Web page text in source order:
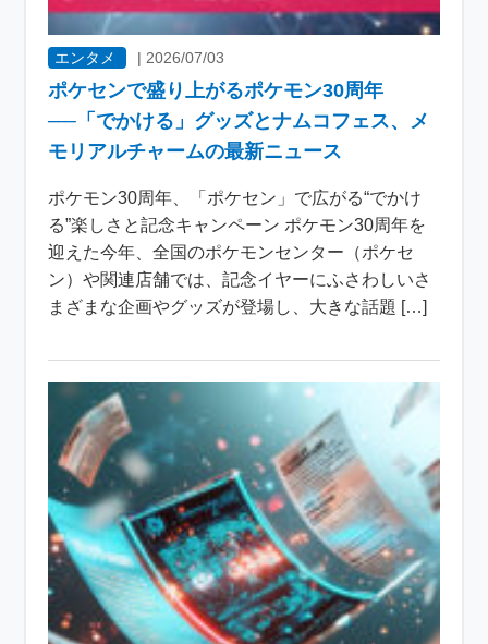
エンタメ | 2026/07/03
ポケセンで盛り上がるポケモン30周年
──「でかける」グッズとナムコフェス、メ
モリアルチャームの最新ニュース
ポケモン30周年、「ポケセン」で広がる“でかけ
る”楽しさと記念キャンペーン ポケモン30周年を
迎えた今年、全国のポケモンセンター（ポケセ
ン）や関連店舗では、記念イヤーにふさわしいさ
まざまな企画やグッズが登場し、大きな話題 […]